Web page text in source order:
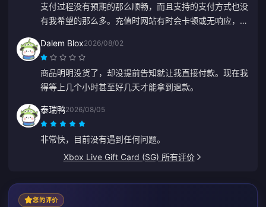
支付过程没有预期的那么顺畅，而且支持的支付方式也没
有我希望的那么多。充值时网站有时会卡顿或无响应，客
如果这些问题能得到解决，它会可靠得多。
Dalem Blox2026/08/02
商品明明没货了，却没提前告知就让我直接付款。现在我
得等上几个小时甚至好几天才能拿到退款。
泰瑞鸭2026/08/05
非常快，目前没有遇到任何问题。
Xbox Live Gift Card (SG) 所有评价
您的评价